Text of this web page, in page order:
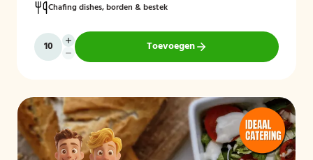
Chafing dishes, borden & bestek
Toevoegen